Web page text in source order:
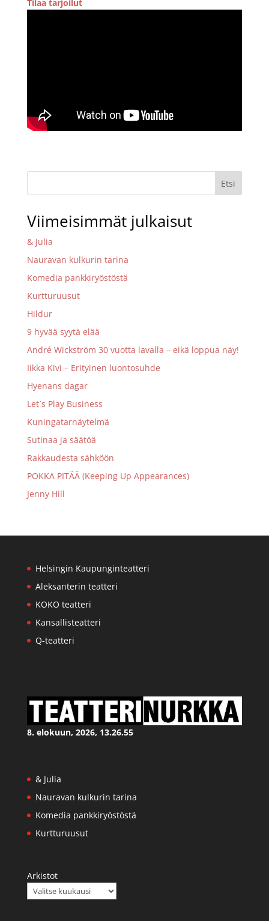
Tilaa tarjoilut
Etsi
Viimeisimmät julkaisut
& Julia
Nauravan kulkurin tarina
Komedia pankkiryöstöstä
Kurtturuusut
Hildur
9 hyvää syytä elää
André Wickström 30 vuotta lavalla – eikä loppua näy!
Iikka Kivi – Erityinen luontosuhde
Hyenans dagar
Let´s Play Business
Kuningatarnäytelmä
Sutinaa ja säätöä
Rakkaudesta sähköön
POKKA PITÄÄ (Keeping Up Appearances)
Jenny Hill
Helsingin Kaupunginteatteri
Aleksanterin teatteri
KOKO teatteri
Kansallisteatteri
Q-teatteri
8. elokuun, 2026, 13.26.55
& Julia
Nauravan kulkurin tarina
Komedia pankkiryöstöstä
Kurtturuusut
Arkistot